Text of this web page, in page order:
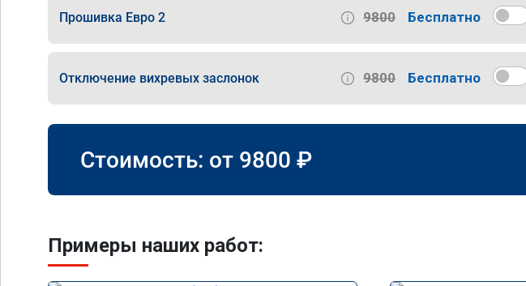
Прошивка Евро 2 9800 Бесплатно
Отключение вихревых заслонок 9800 Бесплатно
Стоимость: от 9800 ₽
Примеры наших работ: